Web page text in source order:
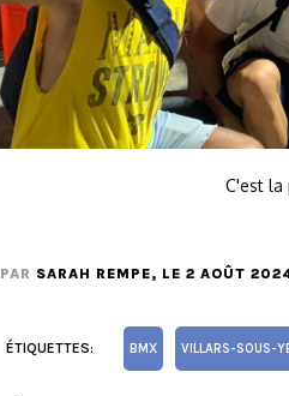
C'est la
PAR SARAH REMPE, LE 2 AOÛT
ÉTIQUETTES: BMX VILLARS-SOUS-